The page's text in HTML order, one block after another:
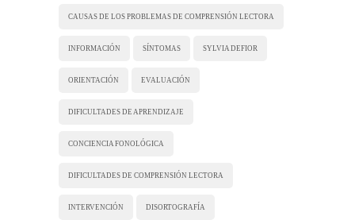
CAUSAS DE LOS PROBLEMAS DE COMPRENSIÓN LECTORA
INFORMACIÓN SÍNTOMAS SYLVIA DEFIOR
ORIENTACIÓN EVALUACIÓN
DIFICULTADES DE APRENDIZAJE
CONCIENCIA FONOLÓGICA
DIFICULTADES DE COMPRENSIÓN LECTORA
INTERVENCIÓN DISORTOGRAFÍA